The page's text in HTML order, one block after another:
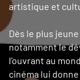
artistique et
Dès le plus
notamment le
l’ouvrant au
cinéma lui